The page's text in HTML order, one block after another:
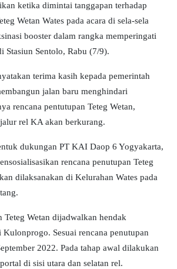
ketika dimintai tanggapan terhadap
Wetan Wates pada acara di sela-sela
booster dalam rangka memperingati
Sentolo, Rabu (7/9).
terima kasih kepada pemerintah
jalan baru menghindari
rencana pentutupan Teteg Wetan,
rel KA akan berkurang.
dukungan PT KAI Daop 6 Yogyakarta,
rencana penutupan Teteg
dilaksanakan di Kelurahan Wates pada
Teteg Wetan dijadwalkan hendak
Sesuai rencana penutupan
2022. Pada tahap awal dilakukan
di sisi utara dan selatan rel.